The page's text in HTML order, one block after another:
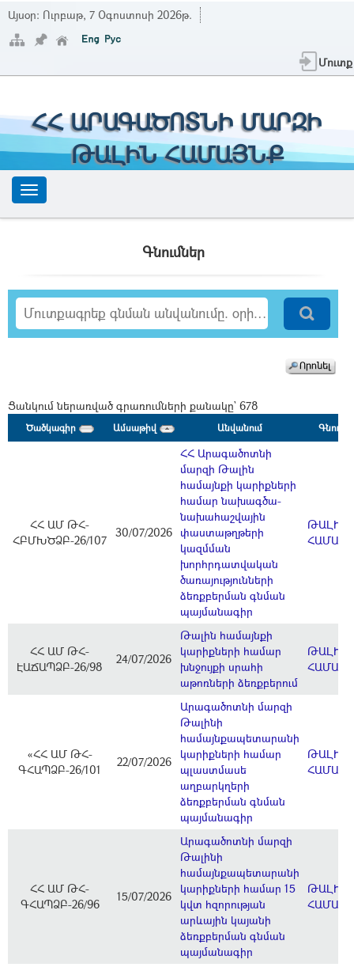
Այսօր: Ուրբաթ, 7 Օգոստոսի 2026թ.
Մուտք
ՀՀ ԱՐԱԳԱԾՈՏՆԻ ՄԱՐԶԻ
ԹԱԼԻՆ ՀԱՄԱՅՆՔ
Գնումներ
Ցանկում ներառված գրառումների քանակը` 678
Ծածկագիր Ամսաթիվ Անվանում Գնում
ՀՀ ԱՄ ԹՀ-
ՀԲՄԽԾՁԲ-26/107
30/07/2026
ՀՀ Արագածոտնի
մարզի Թալին
համայնքի կարիքների
համար նախագծա-
նախահաշվային
փաստաթղթերի
կազմման
խորհրդատվական
ծառայությունների
ձեռքբերման գնման
պայմանագիր
ՀՀ ԱՄ ԹՀ-
ԷԱՃԱՊՁԲ-26/98
24/07/2026
Թալին համայնքի
կարիքների համար
խնջույքի սրահի
աթոռների ձեռքբերում
«ՀՀ ԱՄ ԹՀ-
ԳՀԱՊՁԲ-26/101
22/07/2026
Արագածոտնի մարզի
Թալինի
համայնքապետարանի
կարիքների համար
պլաստմասե
աղբարկղերի
ձեռքբերման գնման
պայմանագիր
ՀՀ ԱՄ ԹՀ-
ԳՀԱՊՁԲ-26/96
15/07/2026
Արագածոտնի մարզի
Թալինի
համայնքապետարանի
կարիքների համար 15
կվտ հզորության
արևային կայանի
ձեռքբերման գնման
պայմանագիր